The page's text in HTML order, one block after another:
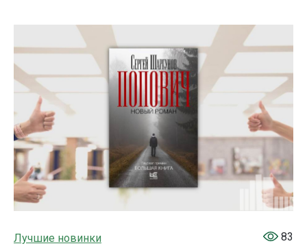
Лучшие новинки 83